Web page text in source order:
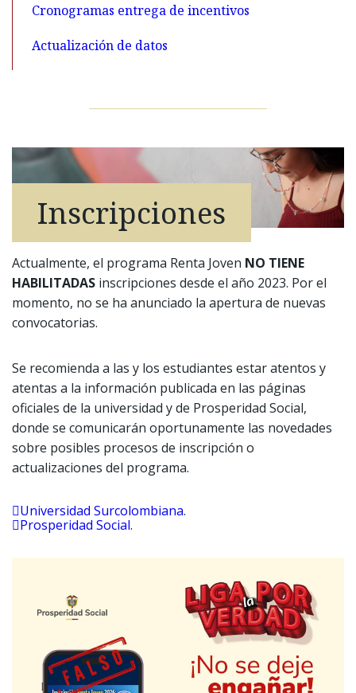
Cronogramas entrega de incentivos
Actualización de datos
Inscripciones
Actualmente, el programa Renta Joven NO TIENE
HABILITADAS inscripciones desde el año 2023. Por el
momento, no se ha anunciado la apertura de nuevas
convocatorias.
Se recomienda a las y los estudiantes estar atentos y
atentas a la información publicada en las páginas
oficiales de la universidad y de Prosperidad Social,
donde se comunicarán oportunamente las novedades
sobre posibles procesos de inscripción o
actualizaciones del programa.
Universidad Surcolombiana.
Prosperidad Social.